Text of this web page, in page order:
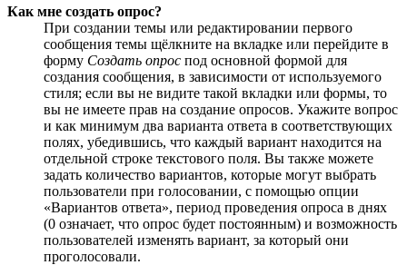
Как мне создать опрос?
При создании темы или редактировании первого
сообщения темы щёлкните на вкладке или перейдите в
форму Создать опрос под основной формой для
создания сообщения, в зависимости от используемого
стиля; если вы не видите такой вкладки или формы, то
вы не имеете прав на создание опросов. Укажите вопрос
и как минимум два варианта ответа в соответствующих
полях, убедившись, что каждый вариант находится на
отдельной строке текстового поля. Вы также можете
задать количество вариантов, которые могут выбрать
пользователи при голосовании, с помощью опции
«Вариантов ответа», период проведения опроса в днях
(0 означает, что опрос будет постоянным) и возможность
пользователей изменять вариант, за который они
проголосовали.